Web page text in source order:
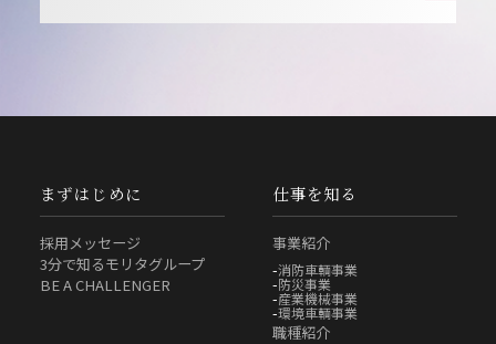
まずはじめに
採用メッセージ
3分で知るモリタグループ
BE A CHALLENGER
仕事を知る
事業紹介
消防車輌事業
防災事業
産業機械事業
環境車輌事業
職種紹介